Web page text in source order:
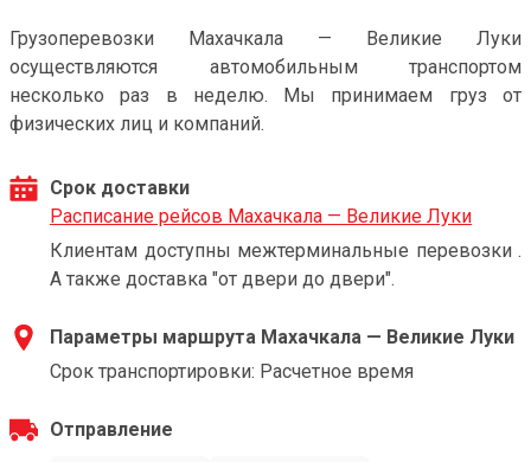
Грузоперевозки Махачкала — Великие Луки
осуществляются автомобильным транспортом
несколько раз в неделю. Мы принимаем груз от
физических лиц и компаний.
Срок доставки
Расписание рейсов Махачкала — Великие Луки
Клиентам доступны межтерминальные перевозки .
А также доставка "от двери до двери".
Параметры маршрута Махачкала — Великие Луки
Срок транспортировки: Расчетное время
Отправление